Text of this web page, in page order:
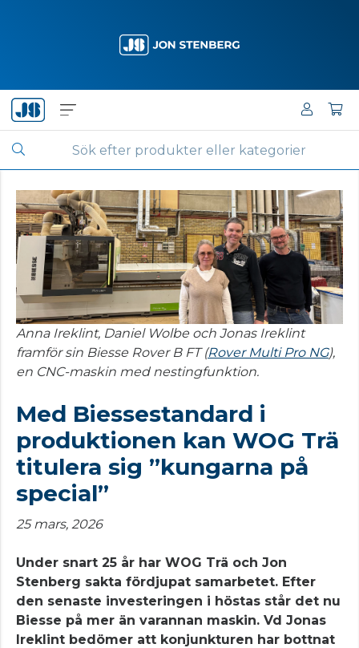
Anna Ireklint, Daniel Wolbe och Jonas Ireklint
framför sin Biesse Rover B FT (Rover Multi Pro NG),
en CNC-maskin med nestingfunktion.
Med Biessestandard i
produktionen kan WOG Trä
titulera sig ”kungarna på
special”
25 mars, 2026
Under snart 25 år har WOG Trä och Jon
Stenberg sakta fördjupat samarbetet. Efter
den senaste investeringen i höstas står det nu
Biesse på mer än varannan maskin. Vd Jonas
Ireklint bedömer att konjunkturen har bottnat